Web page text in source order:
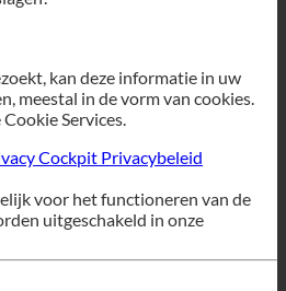
Cockpit
voor het functioneren van de
uitgeschakeld in onze
website mogelijk te maken,
noodzakelijke cookies: